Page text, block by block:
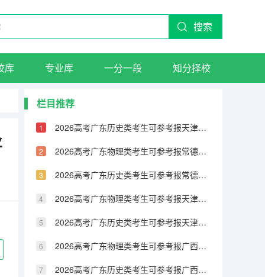
搜索
库 专业库 一分一段 知分择校
栏目推荐
2026高考广东历史类考生可参考报天津城市建设管理职业技术学院的专业汇总
2026高考广东物理类考生可参考报常德职业技术学院的专业汇总
2026高考广东历史类考生可参考报常德职业技术学院的专业汇总
2026高考广东物理类考生可参考报天津铁道职业技术学院的专业汇总
2026高考广东历史类考生可参考报天津铁道职业技术学院的专业汇总
2026高考广东物理类考生可参考报广西民族大学相思湖学院的专业汇总
2026高考广东历史类考生可参考报广西民族大学相思湖学院的专业汇总